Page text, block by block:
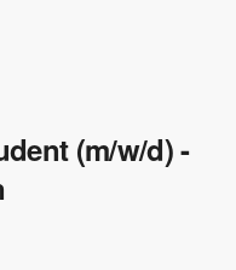
(m/w/d) -